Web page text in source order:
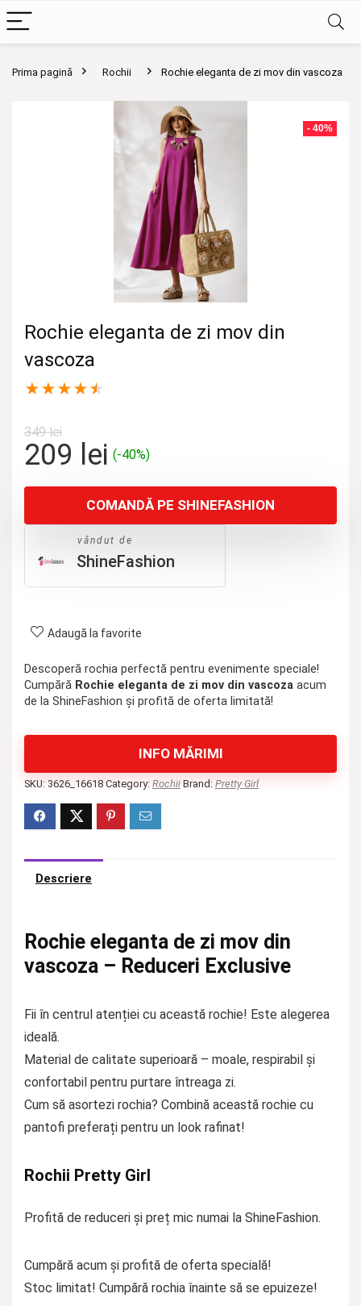
Prima pagină Rochii Rochie eleganta de zi mov din vascoza
- 40%
Rochie eleganta de zi mov din
vascoza
★★★★★
349lei
Prețul
a
fost:
349 lei.
209 leiPrețul
este:
209 lei.
(-40%)
COMANDĂ PE SHINEFASHION
vândut de
ShineFashion
Adaugă la favorite
Descoperă rochia perfectă pentru evenimente speciale!
Cumpără Rochie eleganta de zi mov din vascoza acum
de la ShineFashion și profită de oferta limitată!
INFO MĂRIMI
SKU: 3626_16618 Category: Rochii Brand: Pretty Girl
Descriere
Rochie eleganta de zi mov din
vascoza – Reduceri Exclusive
Fii în centrul atenției cu această rochie! Este alegerea
ideală.
Material de calitate superioară – moale, respirabil și
confortabil pentru purtare întreaga zi.
Cum să asortezi rochia? Combină această rochie cu
pantofi preferați pentru un look rafinat!
Rochii Pretty Girl
Profită de reduceri și preț mic numai la ShineFashion.
Cumpără acum și profită de oferta specială!
Stoc limitat! Cumpără rochia înainte să se epuizeze!